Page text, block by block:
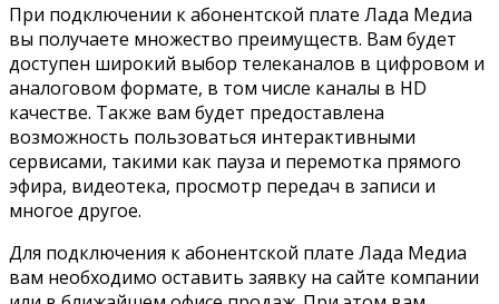
При подключении к абонентской плате Лада Медиа
вы получаете множество преимуществ. Вам будет
доступен широкий выбор телеканалов в цифровом и
аналоговом формате, в том числе каналы в HD
качестве. Также вам будет предоставлена
возможность пользоваться интерактивными
сервисами, такими как пауза и перемотка прямого
эфира, видеотека, просмотр передач в записи и
многое другое.
Для подключения к абонентской плате Лада Медиа
вам необходимо оставить заявку на сайте компании